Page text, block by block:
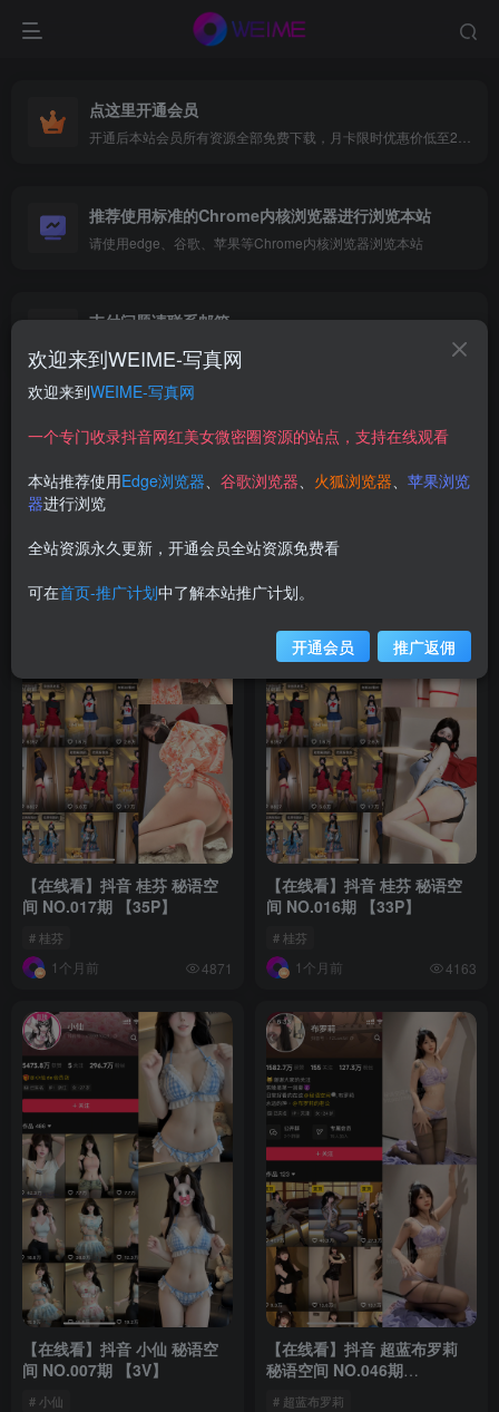
点这里开通会员
推荐使用标准的Chrome内核浏览器进行浏览本站
请使用edge、谷歌、苹果等Chrome内核浏览器浏览本站
支付问题请联系邮箱
遇到支付问题请联系网页底部邮箱或者微信支付留言
秘语空间
抖音美女又一新的写真发布平台-秘语空间
【在线看】抖音 桂芬 秘语空
间 NO.017期 【35P】
# 桂芬
1个月前 4871
【在线看】抖音 桂芬 秘语空
间 NO.016期 【33P】
# 桂芬
1个月前 4163
【在线看】抖音 小仙 秘语空
间 NO.007期 【3V】
# 小仙
【在线看】抖音 超蓝布罗莉
秘语空间 NO.046期
【17P3V】
# 超蓝布罗莉
欢迎来到WEIME-写真网
欢迎来到WEIME-写真网
一个专门收录抖音网红美女微密圈资源的站点，支持在线观看
本站推荐使用Edge浏览器、 谷歌浏览器、 火狐浏览器、 苹果浏览
器进行浏览
全站资源永久更新，开通会员全站资源免费看
可在首页-推广计划中了解本站推广计划。
开通会员 推广返佣